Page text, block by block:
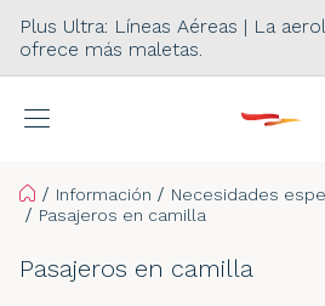
Plus Ultra: Líneas Aéreas | La
ofrece más maletas.
Home
Información
Necesidades
Pasajeros en camilla
Pasajeros en camilla